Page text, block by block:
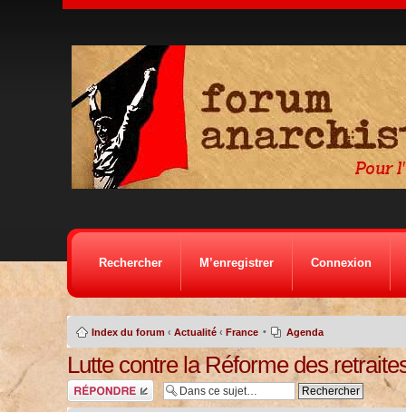
Rechercher M’enregistrer Connexion
Index du forum ‹ Actualité ‹ France • Agenda
Lutte contre la Réforme des
Répondre